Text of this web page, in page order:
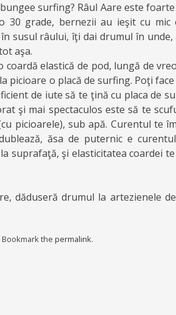
surfing? Râul Aare este
grade, bernezii au ieşit cu mic
susul râului, îţi dai drumul în
aşa.
elastică de pod, lungă de
picioare o placă de surfing. Poţi
de iute să te ţină cu placa de
şi mai spectaculos este să te
picioarele), sub apă. Curentul te
ăsa de puternic e
suprafaţă, şi elasticitatea coardei
dăduseră drumul la artezienele
Bookmark the permalink.